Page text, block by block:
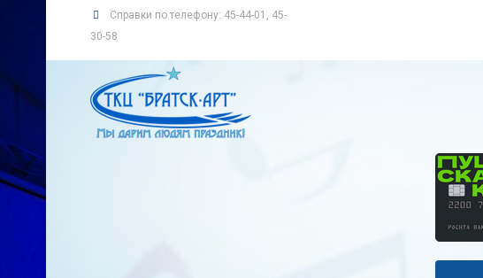
Справки по телефону: 45-44-01, 45-
30-58